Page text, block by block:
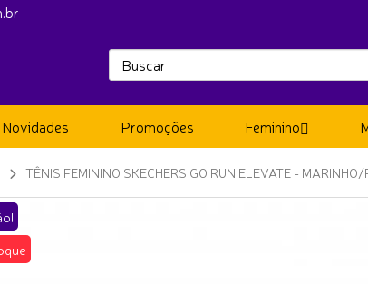
Novidades Promoções Feminino
TÊNIS FEMININO SKECHERS GO RUN ELEVATE - MARINHO/